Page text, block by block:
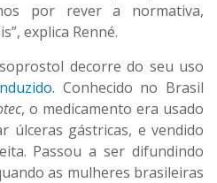
por rever a normativa,
explica Renné.
decorre do seu uso
. Conhecido no Brasil
, o medicamento era usado
úlceras gástricas, e vendido
Passou a ser difundindo
as mulheres brasileiras